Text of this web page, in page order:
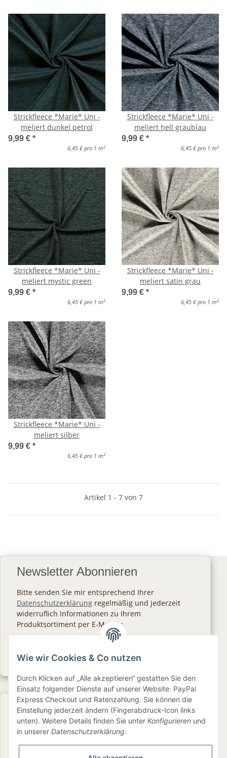
Strickfleece *Marie* Uni -
meliert dunkel petrol
9,99 € *
6,45 € pro 1 m 2
Strickfleece *Marie* Uni -
meliert hell graublau
9,99 € *
6,45 € pro 1 m 2
Strickfleece *Marie* Uni -
meliert mystic green
9,99 € *
6,45 € pro 1 m 2
Strickfleece *Marie* Uni -
meliert satin grau
9,99 € *
6,45 € pro 1 m 2
Strickfleece *Marie* Uni -
meliert silber
9,99 € *
6,45 € pro 1 m 2
Artikel 1 - 7 von 7
Newsletter Abonnieren
Bitte senden Sie mir entsprechend Ihrer
Datenschutzerklärung regelmäßig und jederzeit
widerruflich Informationen zu Ihrem
Produktsortiment per E-Mail zu.
Newsletter Abonnieren
Gesetzliche Informationen
Informationen
Wie wir Cookies & Co nutzen
Durch Klicken auf „Alle akzeptieren“ gestatten Sie den
Einsatz folgender Dienste auf unserer Website: PayPal
Express Checkout und Ratenzahlung. Sie können die
Einstellung jederzeit ändern (Fingerabdruck-Icon links
unten). Weitere Details finden Sie unter Konfigurieren und
in unserer Datenschutzerklärung.